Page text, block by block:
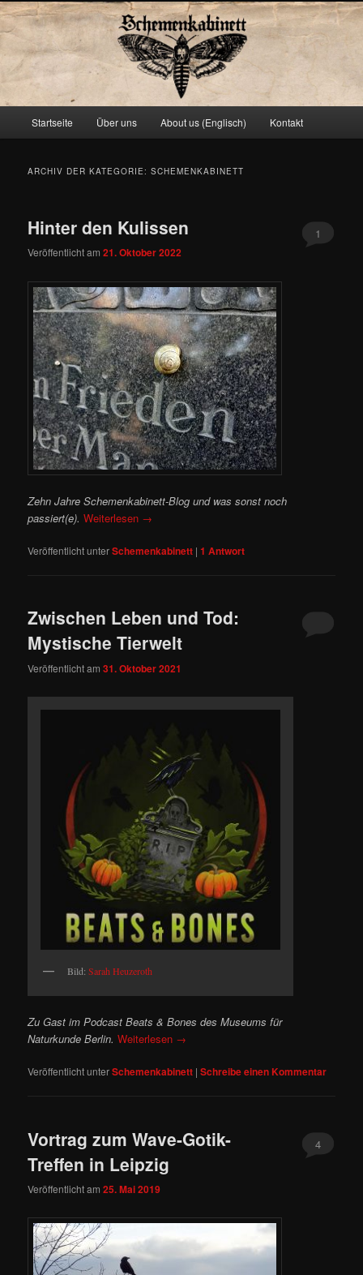
Schemenkabinett
Zum
springen
Zum
springen
Startseite Über uns About us (Englisch) Kontakt
ARCHIV DER KATEGORIE:SCHEMENKABINETT
Hinter den Kulissen
Veröffentlicht am21. Oktober 2022
1
Zehn Jahre Schemenkabinett-Blog und was sonst noch
passiert(e). Weiterlesen →
Veröffentlicht unterSchemenkabinett |1 Antwort
Zwischen Leben und Tod:
Mystische Tierwelt
Veröffentlicht am31. Oktober 2021
Bild:Sarah Heuzeroth
Zu Gast im Podcast Beats & Bones des Museums für
Naturkunde Berlin. Weiterlesen →
Veröffentlicht unterSchemenkabinett |Schreibe einen Kommentar
Vortrag zum Wave-Gotik-
Treffen in Leipzig
Veröffentlicht am25. Mai 2019
4